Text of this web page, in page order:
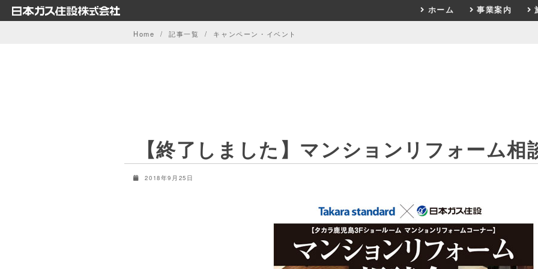
Skip
to
ホーム 事業案内
Home 記事一覧 キャンペーン・イベント
【終了しました】マンションリフォーム
2018年9月25日